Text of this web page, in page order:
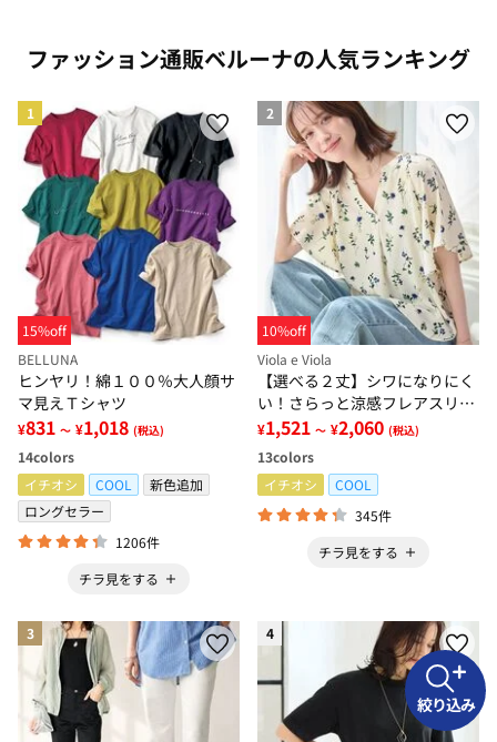
ファッション通販ベルーナの人気ランキング
1
15%off
BELLUNA
ヒンヤリ！綿１００％大人顔サ
マ見えＴシャツ
¥831 ～ ¥1,018 (税込)
14colors
イチオシ
COOL
新色追加
ロングセラー
1206件
チラ見をする
2
10%off
Viola e Viola
【選べる２丈】シワになりにく
い！さらっと涼感フレアスリー
ブブラウス
¥1,521 ～ ¥2,060 (税込)
13colors
イチオシ
COOL
345件
チラ見をする
3 4
絞り込み